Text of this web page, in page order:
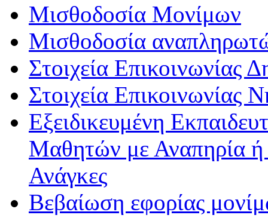
Μισθοδοσία Μονίμων
Μισθοδοσία
Στοιχεία Επικοινωνίας
Στοιχεία Επικοινωνίας
Εξειδικευμένη
Μαθητών με Αναπηρία ή /
Ανάγκες
Βεβαίωση εφορίας